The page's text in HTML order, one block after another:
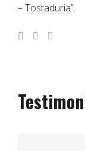
– Tostaduria”.